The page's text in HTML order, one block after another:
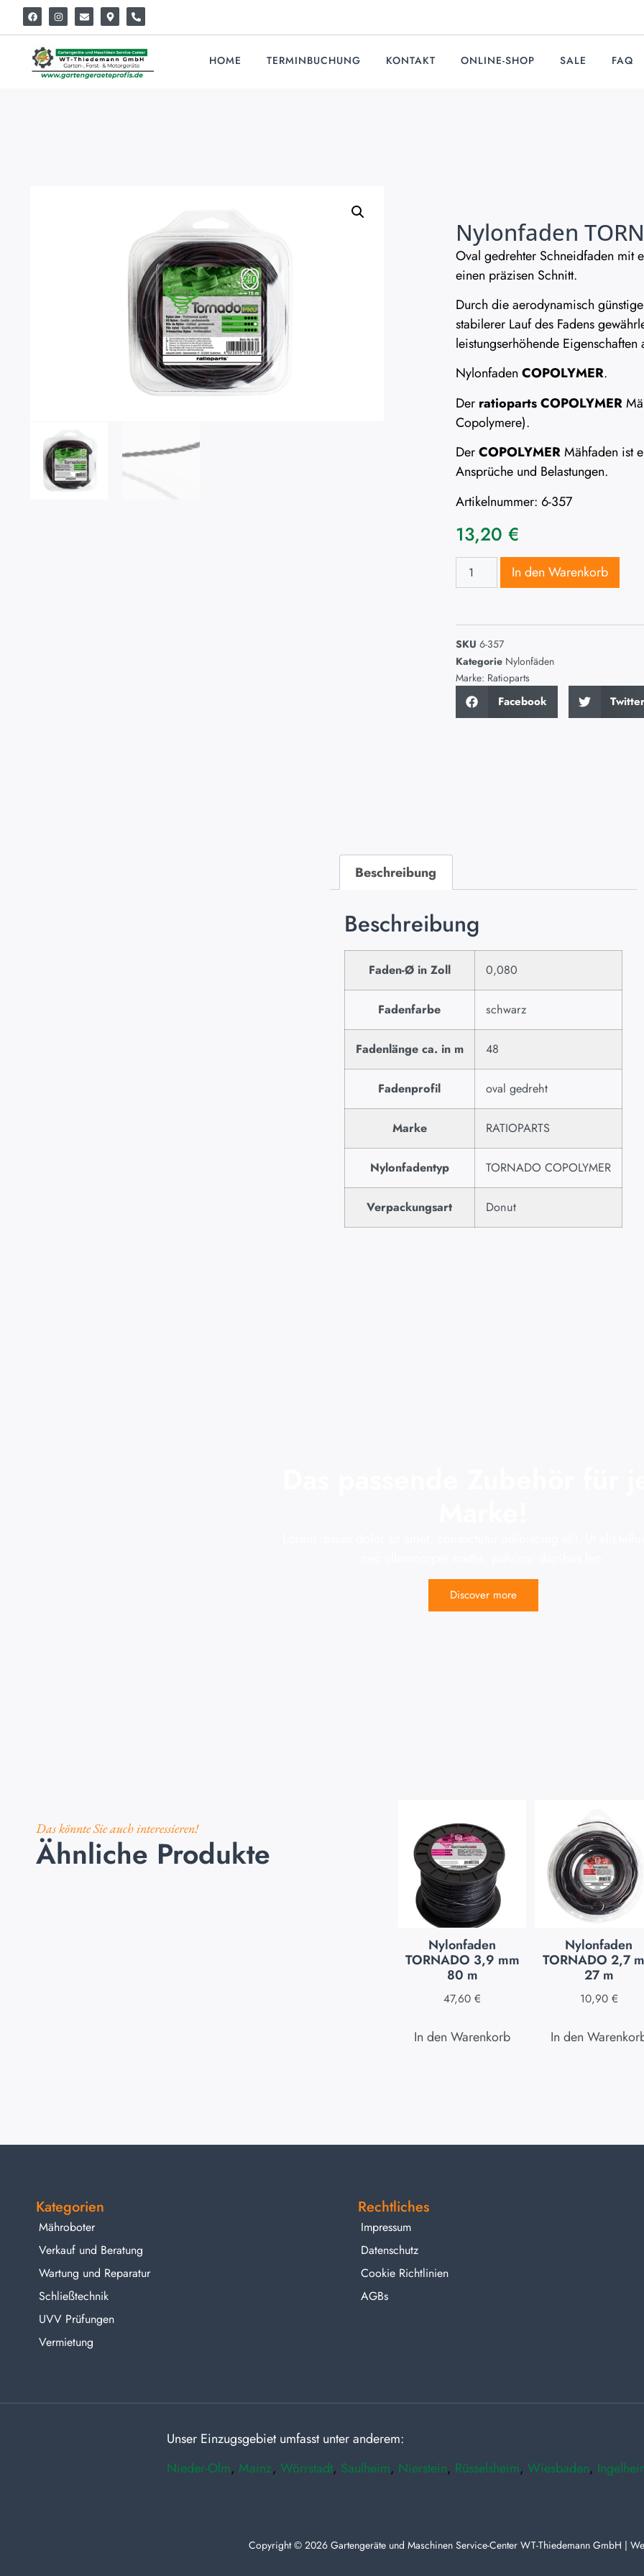
HOME TERMINBUCHUNG KONTAKT ONLINE-SHOP SALE FAQ
Nylonfaden
Oval gedrehter Schneidfaden mit
einen präzisen Schnitt.
Durch die aerodynamisch
stabilerer Lauf des Fadens
leistungserhöhende Eigenschaften
Nylonfaden COPOLYMER.
Der ratioparts COPOLYMER
Copolymere).
DerCOPOLYMERMähfaden ist
Ansprüche und Belastungen.
Artikelnummer: 6-357
13,20 €
In den Warenkorb
SKU 6-357
Kategorie Nylonfäden
Marke: Ratioparts
Facebook Twitter
Beschreibung
Beschreibung
Faden-Ø in Zoll 0,080
Fadenfarbe schwarz
Fadenlänge ca. in m 48
Fadenprofil oval gedreht
Marke RATIOPARTS
Nylonfadentyp TORNADO COPOLYMER
Verpackungsart Donut
Discover more
Das könnte Sie auch interessieren!
Ähnliche Produkte
Nylonfaden
TORNADO 3,9 mm
80 m
47,60 €
In den Warenkorb
Nylonfaden
TORNADO 2,7
27 m
10,90 €
In den
Kategorien
Mähroboter
Verkauf und Beratung
Wartung und Reparatur
Schließtechnik
UVV Prüfungen
Vermietung
Rechtliches
Impressum
Datenschutz
Cookie Richtlinien
AGBs
Unser Einzugsgebiet umfasst unter anderem:
Nieder-Olm, Mainz, Wörrstadt, Saulheim, Nierstein, Rüsselsheim, Wiesbaden,
Copyright © 2026 Gartengeräte und Maschinen Service-Center WT-Thiedemann GmbH |